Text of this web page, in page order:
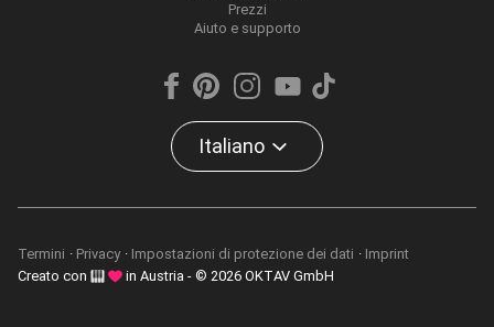
Prezzi
Aiuto e supporto
Italiano
Termini Privacy Impostazioni di protezione dei dati
Imprint
Creato con
in Austria - © 2026 OKTAV GmbH